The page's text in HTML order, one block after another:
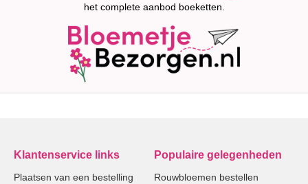
het complete aanbod boeketten.
Klantenservice links
Plaatsen van een bestelling
Populaire gelegenheden
Rouwbloemen bestellen